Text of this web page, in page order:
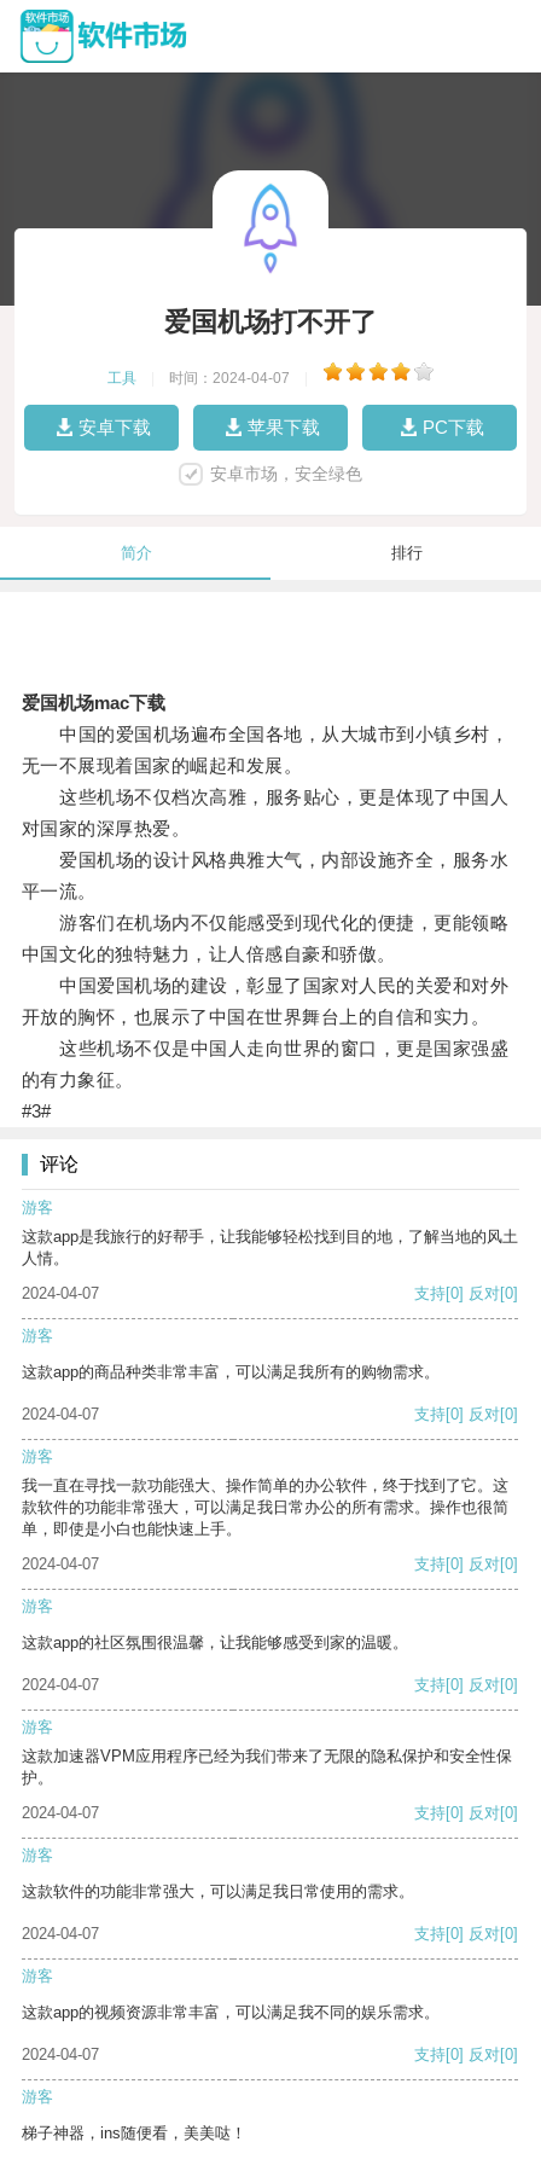
爱国机场打不开了
工具 时间：2024-04-07
安卓下载 苹果下载 PC下载
安卓市场，安全绿色
简介 排行
爱国机场mac下载
中国的爱国机场遍布全国各地，从大城市到小镇乡村，
无一不展现着国家的崛起和发展。
这些机场不仅档次高雅，服务贴心，更是体现了中国人
对国家的深厚热爱。
爱国机场的设计风格典雅大气，内部设施齐全，服务水
平一流。
游客们在机场内不仅能感受到现代化的便捷，更能领略
中国文化的独特魅力，让人倍感自豪和骄傲。
中国爱国机场的建设，彰显了国家对人民的关爱和对外
开放的胸怀，也展示了中国在世界舞台上的自信和实力。
这些机场不仅是中国人走向世界的窗口，更是国家强盛
的有力象征。
#3#
评论
游客
这款app是我旅行的好帮手，让我能够轻松找到目的地，了解当地的风土
人情。
2024-04-07
支持[0] 反对[0]
游客
这款app的商品种类非常丰富，可以满足我所有的购物需求。
2024-04-07 支持[0] 反对[0]
游客
我一直在寻找一款功能强大、操作简单的办公软件，终于找到了它。这
款软件的功能非常强大，可以满足我日常办公的所有需求。操作也很简
单，即使是小白也能快速上手。
2024-04-07
支持[0] 反对[0]
游客
这款app的社区氛围很温馨，让我能够感受到家的温暖。
2024-04-07 支持[0] 反对[0]
游客
这款加速器VPM应用程序已经为我们带来了无限的隐私保护和安全性保
护。
2024-04-07
支持[0] 反对[0]
游客
这款软件的功能非常强大，可以满足我日常使用的需求。
2024-04-07 支持[0] 反对[0]
游客
这款app的视频资源非常丰富，可以满足我不同的娱乐需求。
2024-04-07 支持[0] 反对[0]
游客
梯子神器，ins随便看，美美哒！